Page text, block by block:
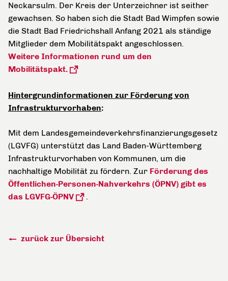
Neckarsulm. Der Kreis der Unterzeichner ist seither
gewachsen. So haben sich die Stadt Bad Wimpfen sowie
die Stadt Bad Friedrichshall Anfang 2021 als ständige
Mitglieder dem Mobilitätspakt angeschlossen.
Weitere Informationen rund um den
Mobilitätspakt.
Hintergrundinformationen zur Förderung von
Infrastrukturvorhaben:
Mit dem Landesgemeindeverkehrsfinanzierungsgesetz
(LGVFG) unterstützt das Land Baden-Württemberg
Infrastrukturvorhaben von Kommunen, um die
nachhaltige Mobilität zu fördern. Zur Förderung des
Öffentlichen-Personen-Nahverkehrs (ÖPNV) gibt es
das LGVFG-ÖPNV
.
zurück zur Übersicht